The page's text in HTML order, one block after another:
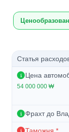
Статья
Цена
54 000 000 ₩
Фрахт до